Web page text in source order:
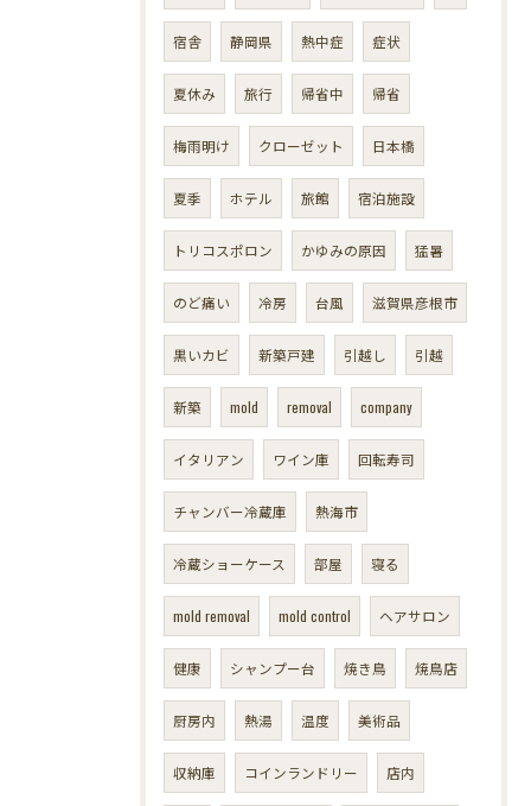
宿舎 静岡県 熱中症 症状
夏休み 旅行 帰省中 帰省
梅雨明け クローゼット 日本橋
夏季 ホテル 旅館 宿泊施設
トリコスポロン かゆみの原因 猛暑
のど痛い 冷房 台風 滋賀県彦根市
黒いカビ 新築戸建 引越し 引越
新築 mold removal company
イタリアン ワイン庫 回転寿司
チャンバー冷蔵庫 熱海市
冷蔵ショーケース 部屋 寝る
mold removal mold control ヘアサロン
健康 シャンプー台 焼き鳥 焼鳥店
厨房内 熱湯 温度 美術品
収納庫 コインランドリー 店内